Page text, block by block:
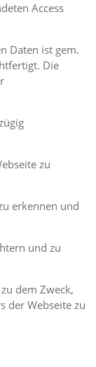
Access
Daten ist gem.
Die
zu
erkennen und
und zu
dem Zweck,
der Webseite zu